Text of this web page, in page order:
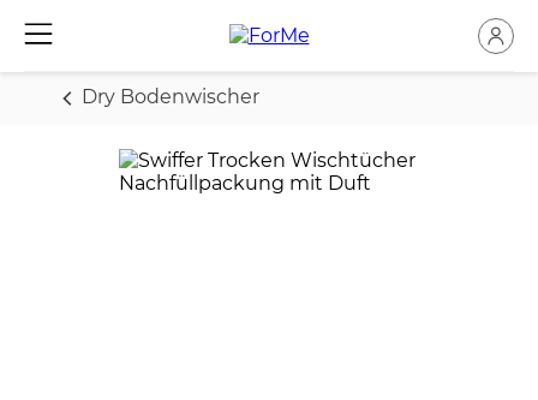
Dry Bodenwischer